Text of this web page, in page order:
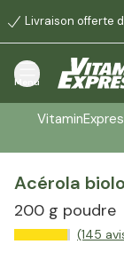
Livraison offerte
Menu
Acérola
200 g poudre
(145